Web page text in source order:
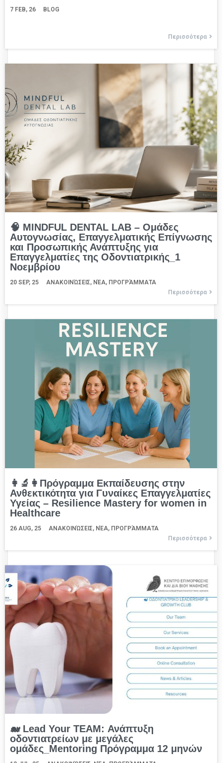
7 FEB, 26 BLOG
Περισσότερα
🧠 MINDFUL DENTAL LAB – Ομάδες
Αυτογνωσίας, Επαγγελματικής Επίγνωσης
και Προσωπικής Ανάπτυξης για
Επαγγελματίες της Οδοντιατρικής_1
Νοεμβρίου
20 SEP, 25 ΑΝΑΚΟΙΝΏΣΕΙΣ ΝΈΑ ΠΡΟΓΡΆΜΜΑΤΑ
Περισσότερα
👩‍🔬👩Πρόγραμμα Εκπαίδευσης στην
Ανθεκτικότητα για Γυναίκες Επαγγελματίες
Υγείας – Resilience Mastery for women in
Healthcare
26 AUG, 25 ΑΝΑΚΟΙΝΏΣΕΙΣ ΝΈΑ ΠΡΟΓΡΆΜΜΑΤΑ
Περισσότερα
🐋 Lead Your TEAM: Ανάπτυξη
οδοντιατρείων με μεγάλες
ομάδες_Μentoring Πρόγραμμα 12 μηνών